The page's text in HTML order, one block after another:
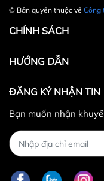
© Bản quyền thuộc về Công
CHÍNH SÁCH
HƯỚNG DẪN
ĐĂNG KÝ NHẬN TIN
Bạn muốn nhận